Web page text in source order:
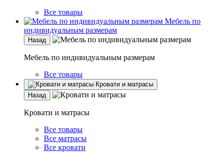
Все товары
Мебель по
индивидуальным размерам
Назад
Мебель по индивидуальным размерам
Все товары
Кровати и матрасы
Назад
Кровати и матрасы
Все товары
Все матрасы
Все кровати